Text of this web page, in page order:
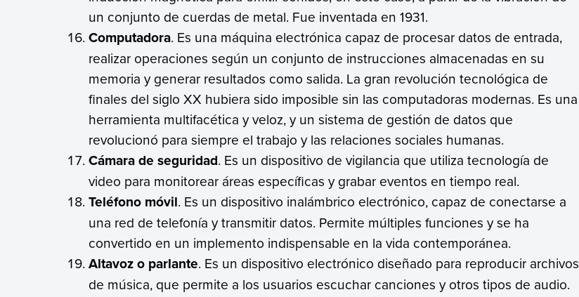
un conjunto de cuerdas de metal. Fue inventada en 1931.
Computadora. Es una máquina electrónica capaz de procesar datos de entrada,
realizar operaciones según un conjunto de instrucciones almacenadas en su
memoria y generar resultados como salida. La gran revolución tecnológica de
finales del siglo XX hubiera sido imposible sin las computadoras modernas. Es una
herramienta multifacética y veloz, y un sistema de gestión de datos que
revolucionó para siempre el trabajo y las relaciones sociales humanas.
Cámara de seguridad. Es un dispositivo de vigilancia que utiliza tecnología de
video para monitorear áreas específicas y grabar eventos en tiempo real.
Teléfono móvil. Es un dispositivo inalámbrico electrónico, capaz de conectarse a
una red de telefonía y transmitir datos. Permite múltiples funciones y se ha
convertido en un implemento indispensable en la vida contemporánea.
Altavoz o parlante. Es un dispositivo electrónico diseñado para reproducir archivos
de música, que permite a los usuarios escuchar canciones y otros tipos de audio.